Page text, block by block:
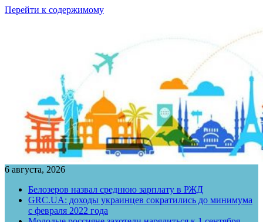
Перейти к содержимому
6 августа, 2026
Белозеров назвал среднюю зарплату в РЖД
GRC.UA: доходы украинцев сократились до минимума
с февраля 2022 года